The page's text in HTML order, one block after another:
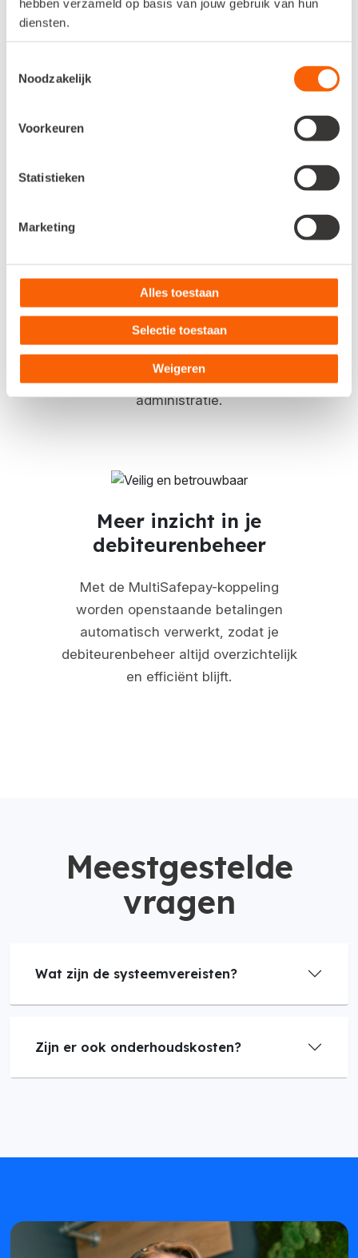
hebben verzameld op basis van jouw gebruik van hun
diensten.
Noodzakelijk
Voorkeuren
Statistieken
Marketing
Alles toestaan
Selectie toestaan
Weigeren
Transacties worden automatisch
Altijd inzicht in je kosten en
ontvangsten
Transactiekosten en ontvangsten
worden overzichtelijk geboekt op
aparte grootboekrekeningen, zodat
je altijd grip houdt op je financiële
administratie.
Meer inzicht in je
debiteurenbeheer
Met de MultiSafepay-koppeling
worden openstaande betalingen
automatisch verwerkt, zodat je
debiteurenbeheer altijd overzichtelijk
en efficiënt blijft.
Meestgestelde
vragen
Wat zijn de systeemvereisten?
Zijn er ook onderhoudskosten?